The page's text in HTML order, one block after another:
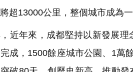
超13000公里，整個城市成為一
近年來，成都堅持以新發展理
成，1500餘座城市公園、1萬